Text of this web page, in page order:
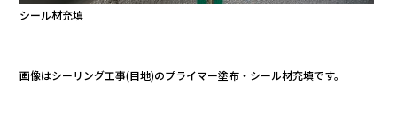
シール材充填
画像はシーリング工事(目地)のプライマー塗布・シール材充填です。